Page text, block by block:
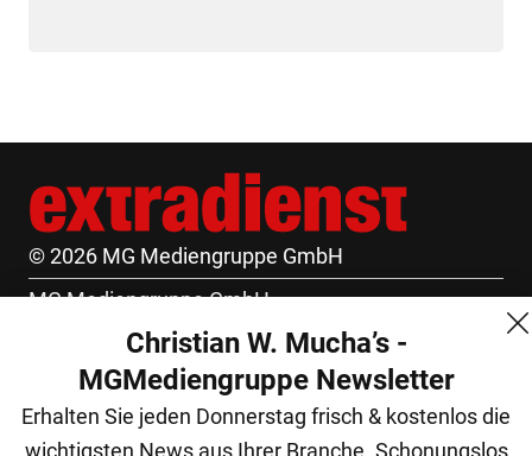
© 2026 MG Mediengruppe GmbH
MG Mediengruppe GmbH
Burgring 1/7
1010 Wien
+43 (1) 522 14 14
Christian W. Mucha’s -
MGMediengruppe Newsletter
Erhalten Sie jeden Donnerstag frisch & kostenlos die
wichtigsten News aus Ihrer Branche. Schonungslos